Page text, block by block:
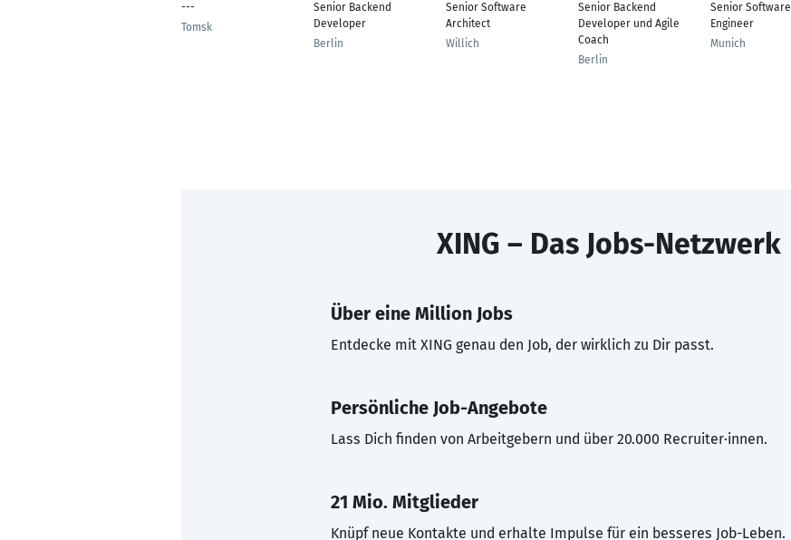
---
Tomsk
Senior Backend
Developer
Berlin
Senior Software
Architect
Willich
Senior Backend
Developer und Agile
Coach
Berlin
Senior Software
Engineer
Munich
XING – Das Jobs-Netzwerk
Über eine Million Jobs
Entdecke mit XING genau den Job, der wirklich zu Dir passt.
Persönliche Job-Angebote
Lass Dich finden von Arbeitgebern und über 20.000 Recruiter·innen.
21 Mio. Mitglieder
Knüpf neue Kontakte und erhalte Impulse für ein besseres Job-Leben.